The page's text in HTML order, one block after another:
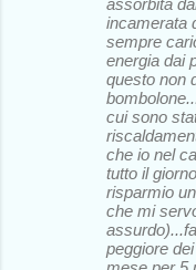
assorbita
incamerata
sempre
energia dai
questo non
cui sono
che io nel
tutto il
risparmio
che mi
peggiore